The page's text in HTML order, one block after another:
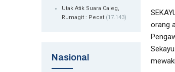
orang
Utak Atik Suara Caleg,
Rumagit : Pecat (17.143)
Nasional